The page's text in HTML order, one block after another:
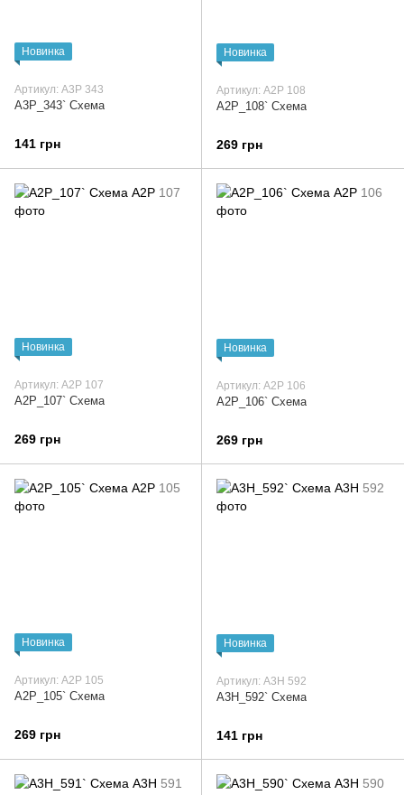
Новинка
Артикул: А3Р 343
А3Р_343` Схема
141 грн
Новинка
Артикул: А2Р 108
А2Р_108` Схема
269 грн
Новинка
Артикул: А2Р 107
А2Р_107` Схема
269 грн
Новинка
Артикул: А2Р 106
А2Р_106` Схема
269 грн
Новинка
Артикул: А2Р 105
А2Р_105` Схема
269 грн
Новинка
Артикул: А3Н 592
А3Н_592` Схема
141 грн